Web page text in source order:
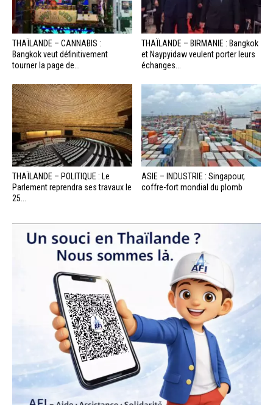
THAÏLANDE – CANNABIS :
Bangkok veut définitivement
tourner la page de...
THAÏLANDE – BIRMANIE : Bangkok
et Naypyidaw veulent porter leurs
échanges...
THAÏLANDE – POLITIQUE : Le
Parlement reprendra ses travaux le
25...
ASIE – INDUSTRIE : Singapour,
coffre-fort mondial du plomb